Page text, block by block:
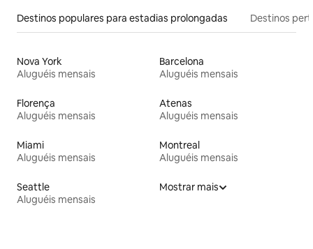
Destinos populares para estadias prolongadas Destinos
Nova York
Aluguéis mensais
Barcelona
Aluguéis mensais
Florença
Aluguéis mensais
Atenas
Aluguéis mensais
Miami
Aluguéis mensais
Montreal
Aluguéis mensais
Seattle
Aluguéis mensais
Mostrar mais